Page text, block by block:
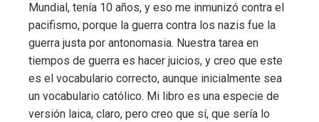
Mundial, tenía 10 años, y eso me inmunizó contra el
pacifismo, porque la guerra contra los nazis fue la
guerra justa por antonomasia. Nuestra tarea en
tiempos de guerra es hacer juicios, y creo que este
es el vocabulario correcto, aunque inicialmente sea
un vocabulario católico. Mi libro es una especie de
versión laica, claro, pero creo que sí, que sería lo